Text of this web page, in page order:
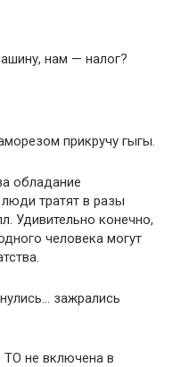
нам — налог?
прикручу гыгы.
обладание
тратят в разы
Удивительно конечно,
человека могут
зажрались
ТО не включена в